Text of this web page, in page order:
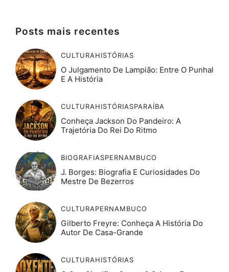
Posts mais recentes
CULTURAHISTÓRIAS
O Julgamento De Lampião: Entre O Punhal
E A História
CULTURAHISTÓRIASPARAÍBA
Conheça Jackson Do Pandeiro: A
Trajetória Do Rei Do Ritmo
BIOGRAFIASPERNAMBUCO
J. Borges: Biografia E Curiosidades Do
Mestre De Bezerros
CULTURAPERNAMBUCO
Gilberto Freyre: Conheça A História Do
Autor De Casa-Grande
CULTURAHISTÓRIAS